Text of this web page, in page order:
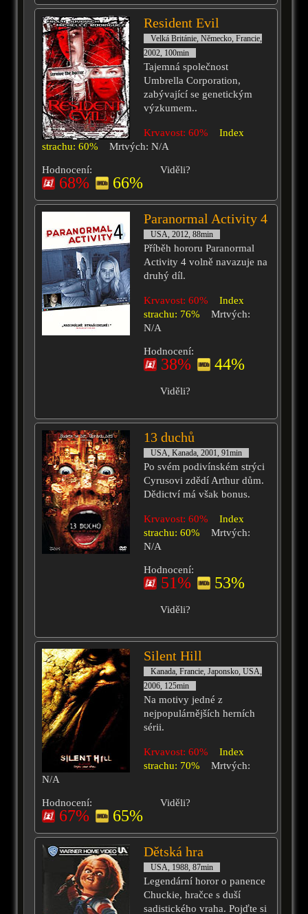
Resident Evil
Velká Británie, Německo, Francie,
2002, 100min
Tajemná společnost
Umbrella Corporation,
zabývající se genetickým
výzkumem..
Krvavost: 60%
Index
strachu: 60%
Mrtvých: N/A
Hodnocení:
68% 66%
Viděli?
Paranormal Activity 4
USA, 2012, 88min
Příběh hororu Paranormal
Activity 4 volně navazuje na
druhý díl.
Krvavost: 60%
Index
strachu: 76%
Mrtvých:
N/A
Hodnocení:
38% 44%
Viděli?
13 duchů
USA, Kanada, 2001, 91min
Po svém podivínském strýci
Cyrusovi zdědí Arthur dům.
Dědictví má však bonus.
Krvavost: 60%
Index
strachu: 60%
Mrtvých:
N/A
Hodnocení:
51% 53%
Viděli?
Silent Hill
Kanada, Francie, Japonsko, USA,
2006, 125min
Na motivy jedné z
nejpopulárnějších herních
sérii.
Krvavost: 60%
Index
strachu: 70%
Mrtvých:
N/A
Hodnocení:
67% 65%
Viděli?
Dětská hra
USA, 1988, 87min
Legendární horor o panence
Chuckie, hračce s duší
sadistického vraha. Pojďte si